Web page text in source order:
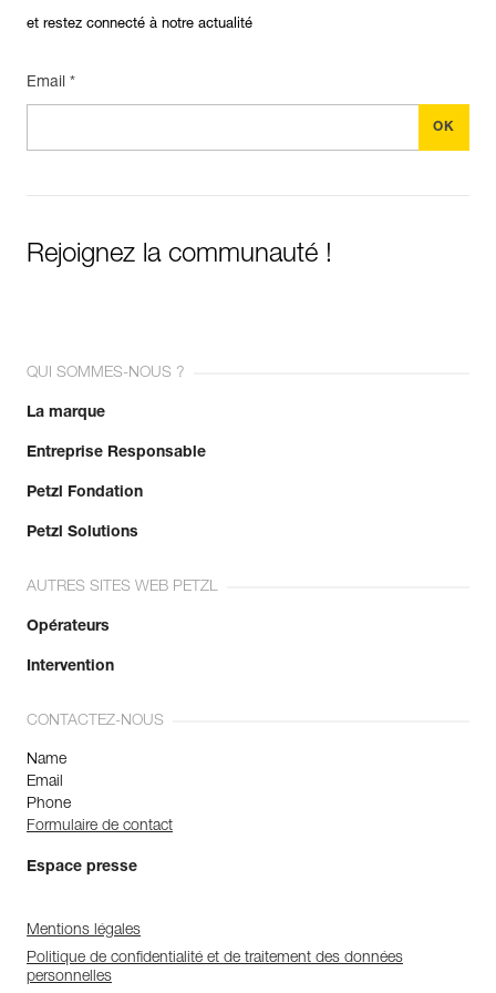
et restez connecté à notre actualité
Email *
Rejoignez la communauté !
QUI SOMMES-NOUS ?
La marque
Entreprise Responsable
Petzl Fondation
Petzl Solutions
AUTRES SITES WEB PETZL
Opérateurs
Intervention
CONTACTEZ-NOUS
Name
Email
Phone
Formulaire de contact
Espace presse
Mentions légales
Politique de confidentialité et de traitement des données
personnelles